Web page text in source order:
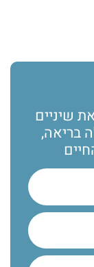
שיניים
בריאה,